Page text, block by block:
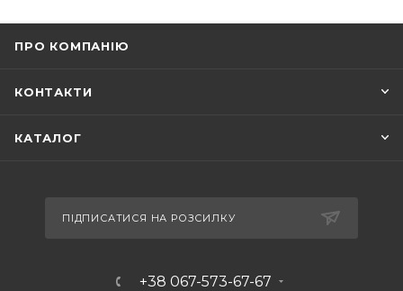
ПРО КОМПАНІЮ
КОНТАКТИ
КАТАЛОГ
ПІДПИСАТИСЯ НА РОЗСИЛКУ
+38 067-573-67-67